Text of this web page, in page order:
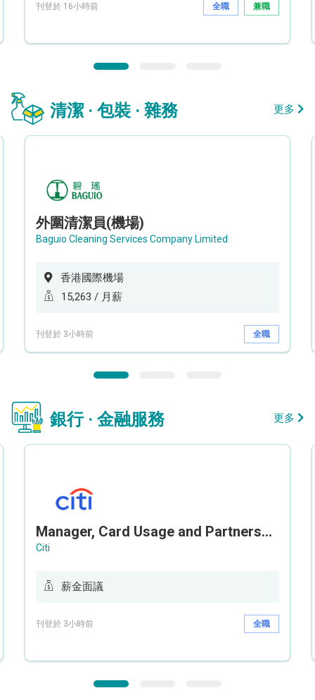
刊登於 16小時前 全職 兼職
清潔 · 包裝 · 雜務 更多
外圍清潔員(機場)
Baguio Cleaning Services Company Limited
香港國際機場
15,263 / 月薪
刊登於 3小時前 全職
銀行 · 金融服務 更多
Manager, Card Usage and Partnership
Citi
薪金面議
刊登於 3小時前 全職